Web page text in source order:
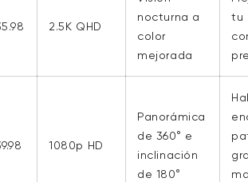
2.5K QHD
nocturna a
color
mejorada
tu
1080p HD
Panorámica
de 360° e
inclinación
de 180°